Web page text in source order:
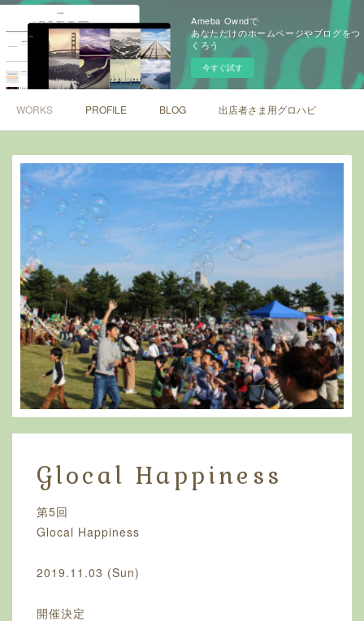
Ameba Owndで
あなただけのホームページやブログをつ
くろう
今すぐ試す
WORKS PROFILE BLOG 出店者さま用グロハピ最終資料
Glocal Happiness
第5回
Glocal Happiness
2019.11.03 (Sun)
開催決定